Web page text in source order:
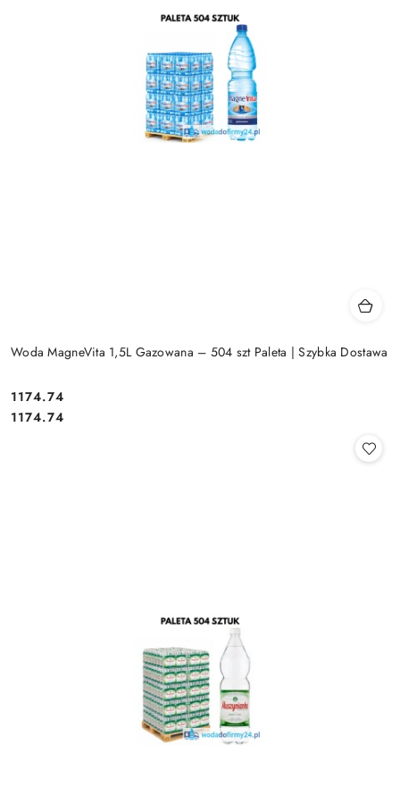
Woda MagneVita 1,5L Gazowana – 504 szt Paleta | Szybka Dostawa
Cena:
1174.74
Cena:
1174.74